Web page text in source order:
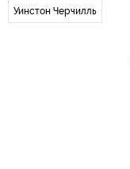
Уинстон Черчилль